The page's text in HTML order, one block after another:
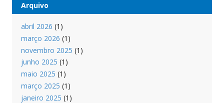
Arquivo
abril 2026 (1)
março 2026 (1)
novembro 2025 (1)
junho 2025 (1)
maio 2025 (1)
março 2025 (1)
janeiro 2025 (1)